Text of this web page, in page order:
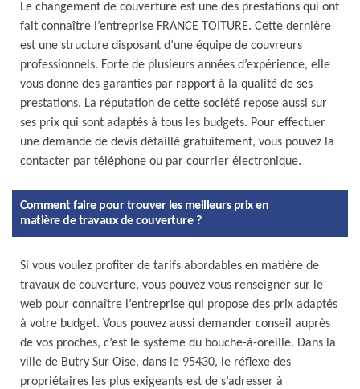
Le changement de couverture est une des prestations qui ont
fait connaître l’entreprise FRANCE TOITURE. Cette dernière
est une structure disposant d’une équipe de couvreurs
professionnels. Forte de plusieurs années d’expérience, elle
vous donne des garanties par rapport à la qualité de ses
prestations. La réputation de cette société repose aussi sur
ses prix qui sont adaptés à tous les budgets. Pour effectuer
une demande de devis détaillé gratuitement, vous pouvez la
contacter par téléphone ou par courrier électronique.
Comment faire pour trouver les meilleurs prix en
matière de travaux de couverture ?
Si vous voulez profiter de tarifs abordables en matière de
travaux de couverture, vous pouvez vous renseigner sur le
web pour connaître l’entreprise qui propose des prix adaptés
à votre budget. Vous pouvez aussi demander conseil auprès
de vos proches, c’est le système du bouche-à-oreille. Dans la
ville de Butry Sur Oise, dans le 95430, le réflexe des
propriétaires les plus exigeants est de s’adresser à